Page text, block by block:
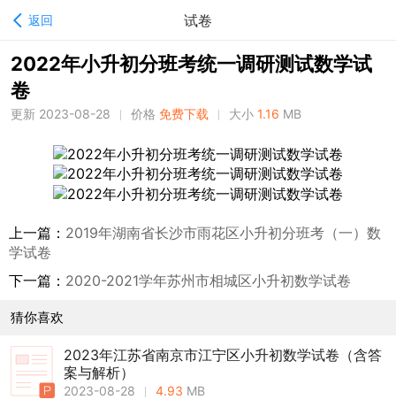
返回 试卷
2022年小升初分班考统一调研测试数学试
卷
更新 2023-08-28 价格 免费下载 大小 1.16 MB
上一篇： 2019年湖南省长沙市雨花区小升初分班考（一）数
学试卷
下一篇： 2020-2021学年苏州市相城区小升初数学试卷
猜你喜欢
2023年江苏省南京市江宁区小升初数学试卷（含答
案与解析）
2023-08-28 4.93 MB